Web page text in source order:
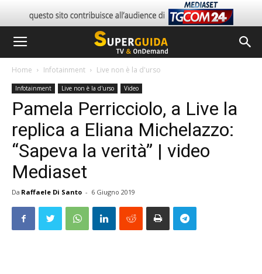
Home Infotainment Live non è la d'urso
Infotainment Live non è la d'urso Video
Pamela Perricciolo, a Live la
replica a Eliana Michelazzo:
“Sapeva la verità” | video
Mediaset
Da Raffaele Di Santo - 6 Giugno 2019